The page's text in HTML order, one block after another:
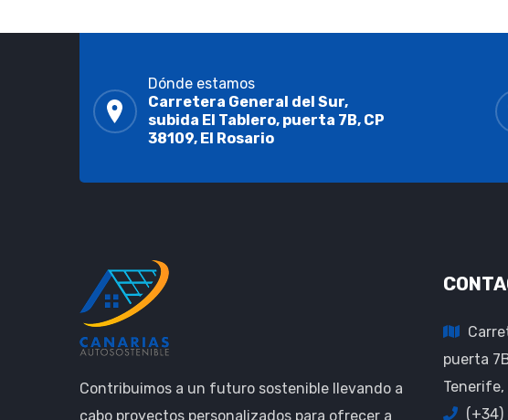
Dónde estamos
Carretera General del Sur,
subida El Tablero, puerta 7B, CP
38109, El Rosario
Contribuimos a un futuro sostenible llevando a
cabo proyectos personalizados para ofrecer a
puerta
Tenerife,
(+34)